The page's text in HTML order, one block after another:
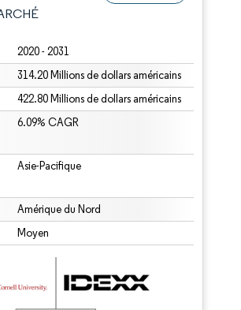
2020 - 2031
314.20 Millions de dollars américains
422.80 Millions de dollars américains
6.09% CAGR
Asie-Pacifique
Amérique du Nord
Moyen
nécessite une attribution sous CC BY 4.0.